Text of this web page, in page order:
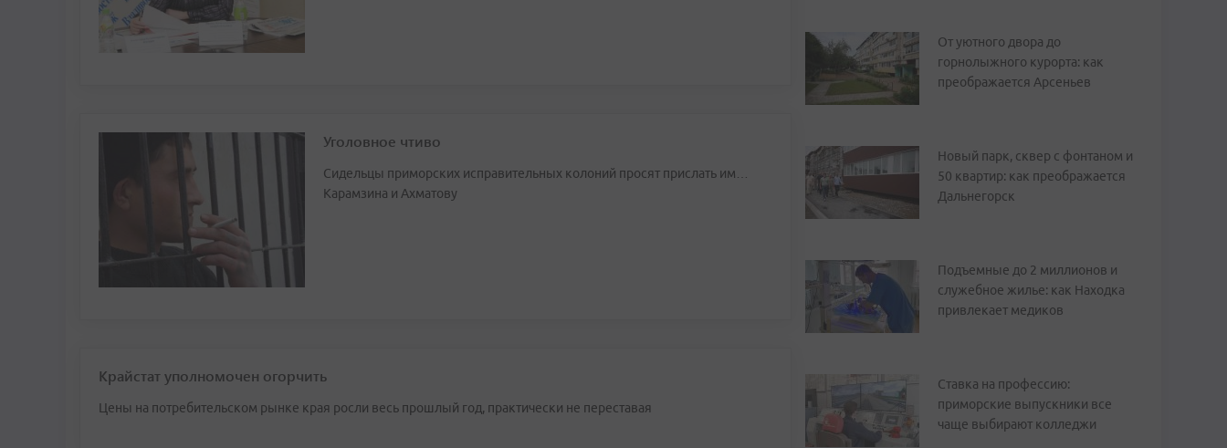
Уголовное чтиво
Сидельцы приморских исправительных колоний просят прислать им…
Карамзина и Ахматову
Крайстат уполномочен огорчить
Цены на потребительском рынке края росли весь прошлый год, практически не переставая
От уютного двора до
горнолыжного курорта: как
преображается Арсеньев
Новый парк, сквер с фонтаном и
50 квартир: как преображается
Дальнегорск
Подъемные до 2 миллионов и
служебное жилье: как Находка
привлекает медиков
Ставка на профессию:
приморские выпускники все
чаще выбирают колледжи